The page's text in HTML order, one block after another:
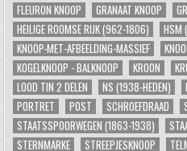
FLEURON KNOOP
GRANAAT KNOOP
HEILIGE ROOMSE RIJK (962-1806)
HSM
KNOOP-MET-AFBEELDING-MASSIEF
KOGELKNOOP - BALKNOOP
KROON
LOOD TIN 2 DELEN
NS (1938-HEDEN)
PORTRET
POST SCHROEFDRAAD
STAATSSPOORWEGEN (1863-1938)
STERNMARKE
STREEPJESKNOOP